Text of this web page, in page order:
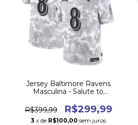
Jersey Baltimore Ravens
Masculina - Salute to
R$399,99
R$299,99
3 x de R$100,00 sem juros